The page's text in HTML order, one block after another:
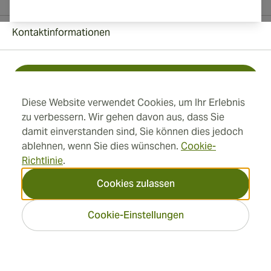
Diese Website verwendet Cookies, um Ihr Erlebnis
zu verbessern. Wir gehen davon aus, dass Sie
damit einverstanden sind, Sie können dies jedoch
ablehnen, wenn Sie dies wünschen. Cookie-
Richtlinie.
Cookies zulassen
Cookie-Einstellungen
Adresse
Informationen
Kontaktinformationen
+41 22 518 44 43
info@swisscubancigars.com